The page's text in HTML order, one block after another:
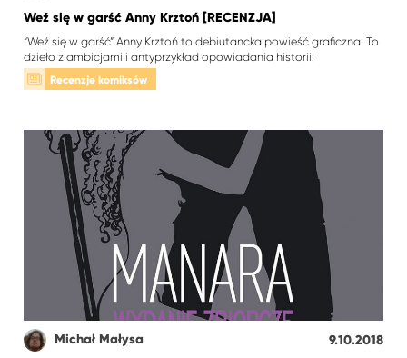
Weź się w garść Anny Krztoń [RECENZJA]
“Weź się w garść” Anny Krztoń to debiutancka powieść graficzna. To
dzieło z ambicjami i antyprzykład opowiadania historii.
Recenzje komiksów
Michał Małysa
9.10.2018